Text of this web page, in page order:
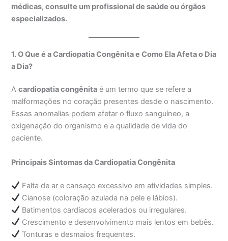
médicas, consulte um profissional de saúde ou órgãos
especializados.
1. O Que é a Cardiopatia Congênita e Como Ela Afeta o Dia
a Dia?
Acardiopatia congênita é um termo que se refere a
malformações no coração presentes desde o nascimento.
Essas anomalias podem afetar o fluxo sanguíneo, a
oxigenação do organismo e a qualidade de vida do
paciente.
Principais Sintomas da Cardiopatia Congênita
Falta de ar e cansaço excessivo em atividades simples.
Cianose (coloração azulada na pele e lábios).
Batimentos cardíacos acelerados ou irregulares.
Crescimento e desenvolvimento mais lentos em bebês.
Tonturas e desmaios frequentes.